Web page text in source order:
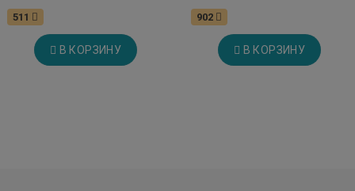
511
В КОРЗИНУ
902
В КОРЗИНУ